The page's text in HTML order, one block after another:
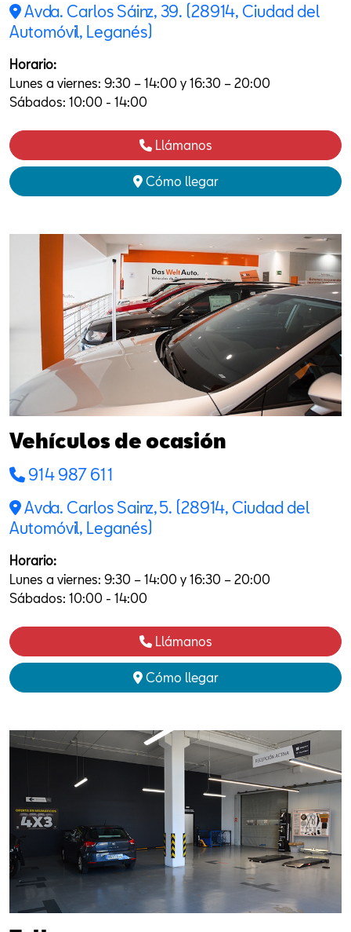
Avda. Carlos Sáinz, 39. (28914, Ciudad del
Automóvil, Leganés)
Horario:
Lunes a viernes: 9:30 – 14:00 y 16:30 – 20:00
Sábados: 10:00 - 14:00
Llámanos
Cómo llegar
Vehículos de ocasión
914 987 611
Avda. Carlos Sainz, 5. (28914, Ciudad del
Automóvil, Leganés)
Horario:
Lunes a viernes: 9:30 – 14:00 y 16:30 – 20:00
Sábados: 10:00 - 14:00
Llámanos
Cómo llegar